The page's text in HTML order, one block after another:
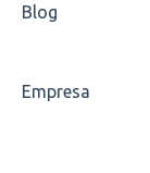
Blog
Empresa